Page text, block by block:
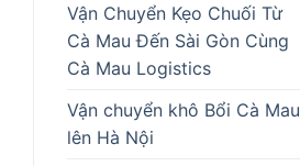
Vận Chuyển Kẹo Chuối Từ
Cà Mau Đến Sài Gòn Cùng
Cà Mau Logistics
Vận chuyển khô Bổi Cà Mau
lên Hà Nội